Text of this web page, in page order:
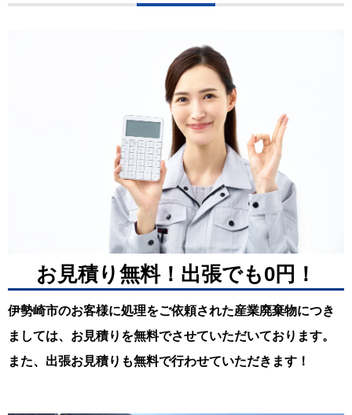
お見積り無料！出張でも0円！
伊勢崎市のお客様に処理をご依頼された産業廃棄物につき
ましては、お見積りを無料でさせていただいております。
また、出張お見積りも無料で行わせていただきます！